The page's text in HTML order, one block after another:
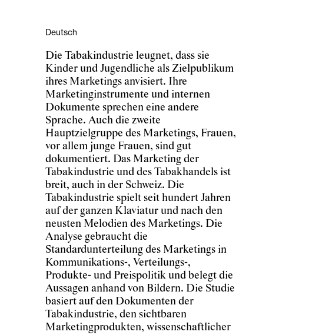
Deutsch
Die Tabakindustrie leugnet, dass sie
Kinder und Jugendliche als Zielpublikum
ihres Marketings anvisiert. Ihre
Marketinginstrumente und internen
Dokumente sprechen eine andere
Sprache. Auch die zweite
Hauptzielgruppe des Marketings, Frauen,
vor allem junge Frauen, sind gut
dokumentiert. Das Marketing der
Tabakindustrie und des Tabakhandels ist
breit, auch in der Schweiz. Die
Tabakindustrie spielt seit hundert Jahren
auf der ganzen Klaviatur und nach den
neusten Melodien des Marketings. Die
Analyse gebraucht die
Standardunterteilung des Marketings in
Kommunikations-, Verteilungs-,
Produkte- und Preispolitik und belegt die
Aussagen anhand von Bildern. Die Studie
basiert auf den Dokumenten der
Tabakindustrie, den sichtbaren
Marketingprodukten, wissenschaftlicher